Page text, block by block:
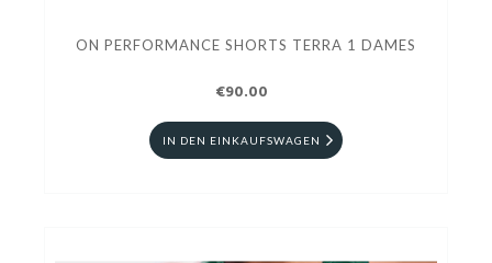
ON PERFORMANCE SHORTS TERRA 1 DAMES
€90.00
IN DEN EINKAUFSWAGEN